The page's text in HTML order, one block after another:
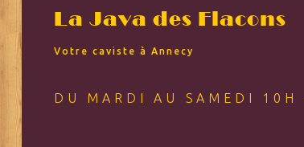
La Java des Flacons
Votre caviste à Annecy
DU MARDI AU SAMEDI